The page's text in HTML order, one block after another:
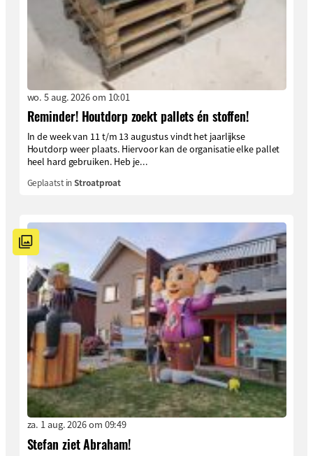
wo. 5 aug. 2026 om 10:01
Reminder! Houtdorp zoekt pallets én stoffen!
In de week van 11 t/m 13 augustus vindt het jaarlijkse
Houtdorp weer plaats. Hiervoor kan de organisatie elke pallet
heel hard gebruiken. Heb je...
Geplaatst inStroatproat
za. 1 aug. 2026 om 09:49
Stefan ziet Abraham!